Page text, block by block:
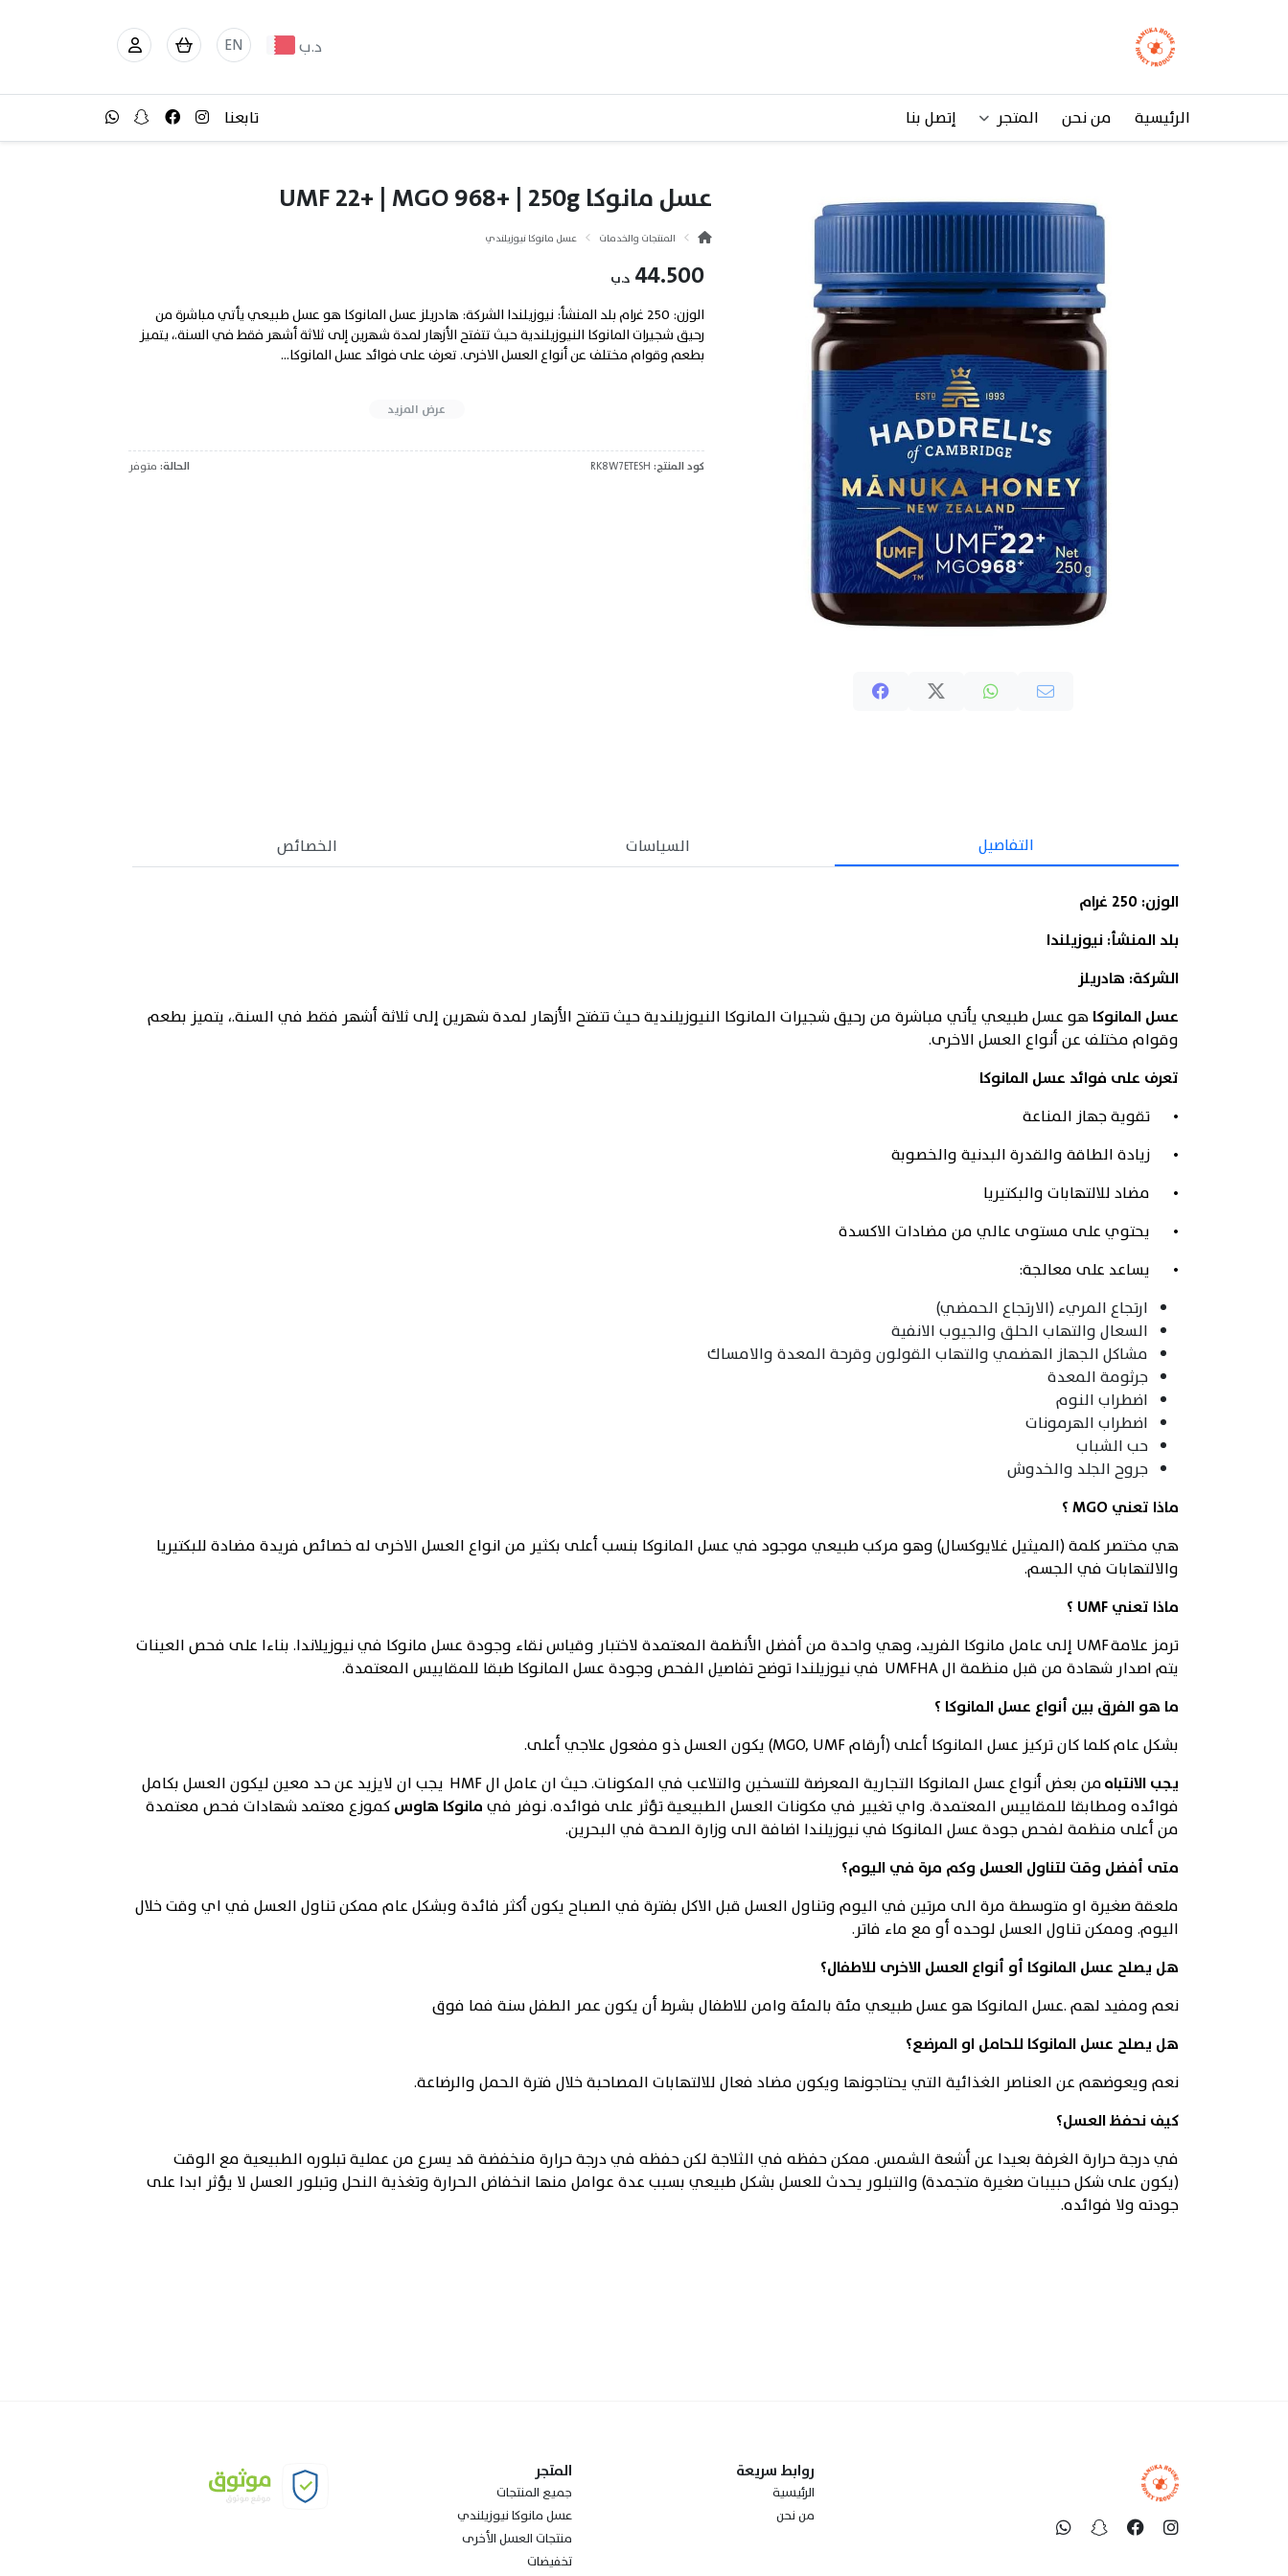
د.ب EN
الرئيسية من نحن المتجر إتصل بنا تابعنا
عسل مانوكا UMF 22+ | MGO 968+ | 250g
المنتجات والخدمات عسل مانوكا نيوزيلندي
44.500 د.ب
الوزن: 250 غرام بلد المنشأ: نيوزيلندا الشركة: هادريلز عسل المانوكا هو عسل طبيعي يأتي مباشرة من
رحيق شجيرات المانوكا النيوزيلندية حيث تتفتح الأزهار لمدة شهرين إلى ثلاثة أشهر فقط في السنة.، يتميز
بطعم وقوام مختلف عن أنواع العسل الاخرى. تعرف على فوائد عسل المانوكا...
عرض المزيد
كود المنتج: الحالة: متوفر
التفاصيل السياسات الخصائص
الوزن: 250 غرام
بلد المنشأ: نيوزيلندا
الشركة: هادريلز
عسل المانوكاهو عسل طبيعي يأتي مباشرة من رحيق شجيرات المانوكا النيوزيلندية حيث تتفتح الأزهار لمدة شهرين إلى ثلاثة أشهر فقط في السنة.، يتميز بطعم
وقوام مختلف عن أنواع العسل الاخرى.
تعرف على فوائد عسل المانوكا
• تقوية جهاز المناعة
• زيادة الطاقة والقدرة البدنية والخصوبة
• مضاد للالتهابات والبكتيريا
• يحتوي على مستوى عالي من مضادات الاكسدة
• يساعد على معالجة:
ارتجاع المريء (الارتجاع الحمضي)
السعال والتهاب الحلق والجيوب الانفية
مشاكل الجهاز الهضمي والتهاب القولون وقرحة المعدة والامساك
جرثومة المعدة
اضطراب النوم
اضطراب الهرمونات
حب الشباب
جروح الجلد والخدوش
ماذا تعني
؟
هي مختصر كلمة (الميثيل غلايوكسال) وهو مركب طبيعي موجود في عسل المانوكا بنسب أعلى بكثير من انواع العسل الاخرى له خصائص فريدة مضادة للبكتيريا
والالتهابات في الجسم.
ماذا تعني
؟
ترمز علامة UMF إلى عامل مانوكا الفريد، وهي واحدة من أفضل الأنظمة المعتمدة لاختبار وقياس نقاء وجودة عسل مانوكا في نيوزيلاندا. بناءا على فحص العينات
يتم اصدار شهادة من قبل منظمة ال UMFHA في نيوزيلندا توضح تفاصيل الفحص وجودة عسل المانوكا طبقا للمقاييس المعتمدة.
ما هو الفرق بين أنواع عسل المانوكا ؟
بشكل عام كلما كان تركيز عسل المانوكا أعلى (أرقام MGO, UMF) يكون العسل ذو مفعول علاجي أعلى.
يجب الانتباه
من بعض أنواع عسل المانوكا التجارية المعرضة للتسخين والتلاعب في المكونات. حيث ان عامل ال HMF يجب ان لايزيد عن حد معين ليكون العسل بكامل
فوائده ومطابقا للمقاييس المعتمدة. واي تغيير في مكونات العسل الطبيعية تؤثر على فوائده. نوفر فيمانوكا هاوسكموزع معتمد شهادات فحص معتمدة
من أعلى منظمة لفحص جودة عسل المانوكا في نيوزيلندا اضافة الى وزارة الصحة في البحرين.
متى أفضل وقت لتناول العسل وكم مرة في اليوم؟
ملعقة صغيرة او متوسطة مرة الى مرتين في اليوم وتناول العسل قبل الاكل بفترة في الصباح يكون أكثر فائدة وبشكل عام ممكن تناول العسل في اي وقت خلال
اليوم. وممكن تناول العسل لوحده أو مع ماء فاتر.
هل يصلح عسل المانوكا أو أنواع العسل الاخرى للاطفال؟
نعم ومفيد لهم .عسل المانوكا هو عسل طبيعي مئة بالمئة وامن للاطفال بشرط أن يكون عمر الطفل سنة فما فوق
هل يصلح عسل المانوكا للحامل او المرضع؟
نعم ويعوضهم عن العناصر الغذائية التي يحتاجونها ويكون مضاد فعال للالتهابات المصاحبة خلال فترة الحمل والرضاعة.
كيف نحفظ العسل؟
في درجة حرارة الغرفة بعيدا عن أشعة الشمس. ممكن حفظه في الثلاجة لكن حفظه في درجة حرارة منخفضة قد يسرع من عملية تبلوره الطبيعية مع الوقت
(يكون على شكل حبيبات صغيرة متجمدة) والتبلور يحدث للعسل بشكل طبيعي بسبب عدة عوامل منها انخفاض الحرارة وتغذية النحل وتبلور العسل لا يؤثر ابدا على
جودته ولا فوائده.
روابط سريعة
الرئيسية
من نحن
المتجر
جميع المنتجات
عسل مانوكا نيوزيلندي
منتجات العسل الأخرى
تخفيضات